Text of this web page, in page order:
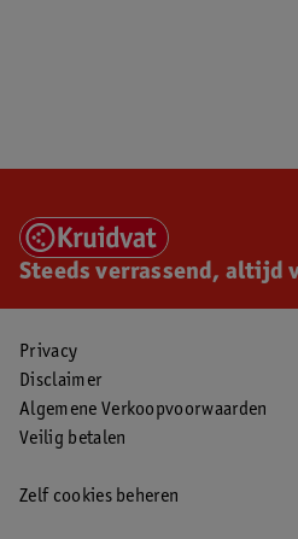
Steeds verrassend, altijd
Privacy
Disclaimer
Algemene Verkoopvoorwaarden
Veilig betalen
Zelf cookies beheren